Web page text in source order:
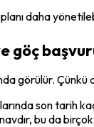
daha
görülür.
son tarih
bu da